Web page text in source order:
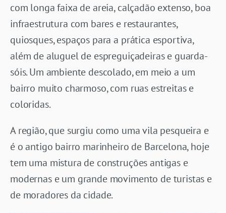
com longa faixa de areia, calçadão extenso, boa
infraestrutura com bares e restaurantes,
quiosques, espaços para a prática esportiva,
além de aluguel de espreguiçadeiras e guarda-
sóis. Um ambiente descolado, em meio a um
bairro muito charmoso, com ruas estreitas e
coloridas.
A região, que surgiu como uma vila pesqueira e
é o antigo bairro marinheiro de Barcelona, hoje
tem uma mistura de construções antigas e
modernas e um grande movimento de turistas e
de moradores da cidade.